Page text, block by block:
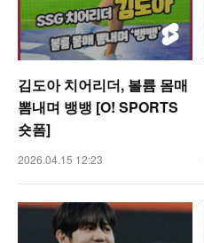
김도아 치어리더, 볼륨 몸매
뽐내며 뱅뱅 [O! SPORTS
숏폼]
2026.04.15 12:23